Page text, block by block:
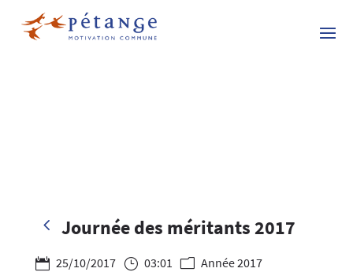
4 Journée des méritants 2017
 25/10/2017 } 03:01 m Année 2017